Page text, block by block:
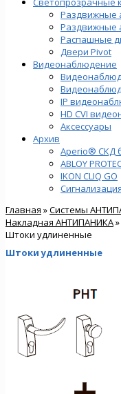
Раздвижные
Раздвижные
Распашные
Двери Pivot
Видеонаблюдение
IP
HD CVI
Аксессуары
Архив
Aperio® СКД
ABLOY
IKON CLIQ GO
Сигнализация
Главная »Системы
Накладная АНТИПАНИКА»
Штоки удлиненные
Штоки удлиненные